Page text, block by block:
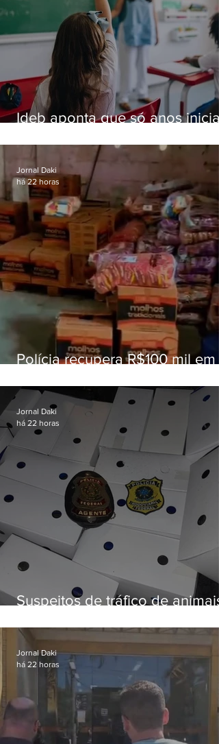
Ideb aponta que só anos
educação
Polícia recupera R$100 mil em
Fluminense
Jornal Daki
há 22 horas
Suspeitos de tráfico de animais
aves
Jornal Daki
há 22 horas
Jornal Daki
há 22 horas